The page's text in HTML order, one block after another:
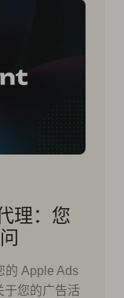
理：您
的 Apple Ads
于您的广告活